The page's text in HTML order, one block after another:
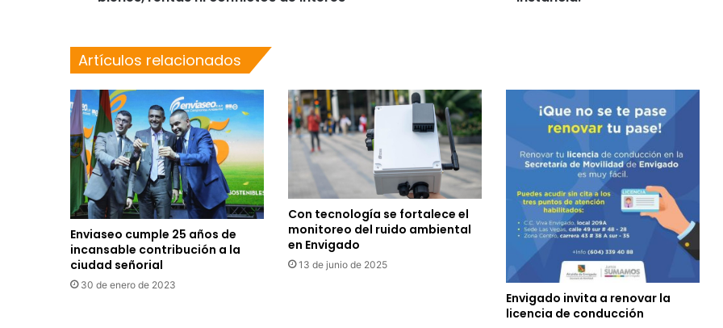
Artículos relacionados
Enviaseo cumple 25 años de
incansable contribución a la
ciudad señorial
30 de enero de 2023
Con tecnología se fortalece el
monitoreo del ruido ambiental
en Envigado
13 de junio de 2025
Envigado invita a renovar la
licencia de conducción